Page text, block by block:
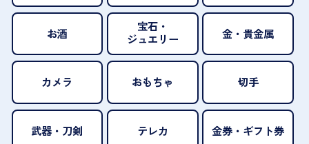
お酒
宝石・
ジュエリー
金・貴金属
カメラ おもちゃ 切手
武器・刀剣 テレカ 金券・ギフト券